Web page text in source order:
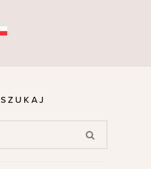
SZUKAJ